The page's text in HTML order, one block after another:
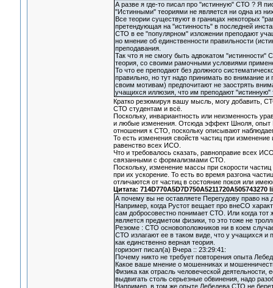
А разве я где-то писал про "истинную" СТО ? Я
"Истинными" теориями не является ни одна из
Все теории существуют в границах некоторых
претендующая на "истинность" в последней
СТО в ее "популярном" изложении преподают
но мнение об единственности правильности
преподавания.
Так что я не смогу быть адвокатом "истинности"
теория, со своими рамочными условиями
То что ее преподают без должного
правильно, но тут надо принимать во внимание
своим мотивам) предпочитают не заострять
учащихся иллюзия, что им преподают "истинную"
Кратко резюмируя вашу мысль, могу добавить,
СТО студентам и всё.
Поскольку, инвариантность или неизменность
и любые изменения. Отсюда эффект Шноля, опыт
отношения к СТО, поскольку описывают
То есть изменения свойств частиц при
равенство всех ИСО.
Что и требовалось сказать, равноправие всех
связанными с формализмами СТО.
Поскольку, изменение массы при скорости
при их ускорение. То есть во время разгона
отличаются от частиц в состояние покоя или
Цитата: 714D770A5D7D750A5211720A505743270
А почему вы не оставляете Перегудову право на
Например, когда Рустот вещает про внеСО
сам добросовестно понимает СТО. Или когда тот
является предметом физики, то это тоже не
Резюме : СТО основоположников ни в коем
СТО излагают ее в таком виде, что у учащихся и
как единственно верная теория.
горизонт писал(а) Вчера :: 23:29:41:
Почему никто не требует повторения опыта
Какое ваше мнение о мошенниках и
Физика как отрасль человеческой
выдвигать столь серьезные обвинения, надо
Например, в том же опыте Лебедева СТО не